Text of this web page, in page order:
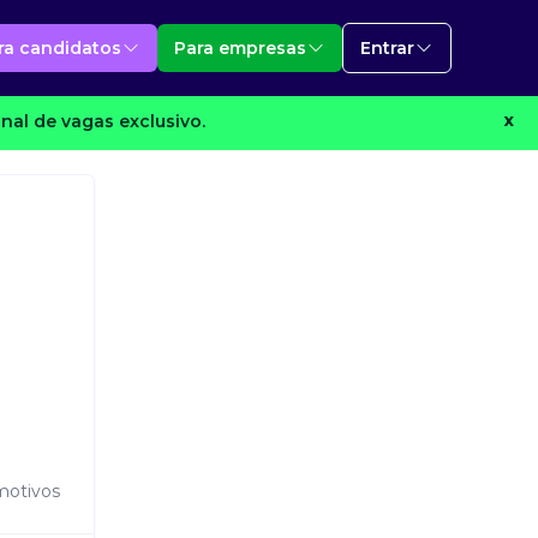
candidatos Para empresas Entrar
de vagas exclusivo. X